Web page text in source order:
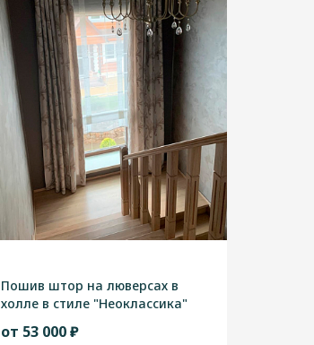
Пошив штор на люверсах в
холле в стиле "Неоклассика"
от 53 000 ₽